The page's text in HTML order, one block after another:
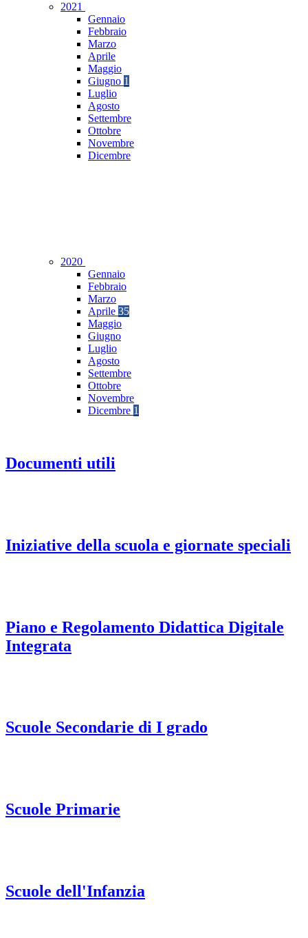
2021
Gennaio
Febbraio
Marzo
Aprile
Maggio
Giugno 1
Luglio
Agosto
Settembre
Ottobre
Novembre
Dicembre
2020
Gennaio
Febbraio
Marzo
Aprile 35
Maggio
Giugno
Luglio
Agosto
Settembre
Ottobre
Novembre
Dicembre 1
Documenti utili
Iniziative della scuola e giornate speciali
Piano e Regolamento Didattica Digitale
Integrata
Scuole Secondarie di I grado
Scuole Primarie
Scuole dell'Infanzia